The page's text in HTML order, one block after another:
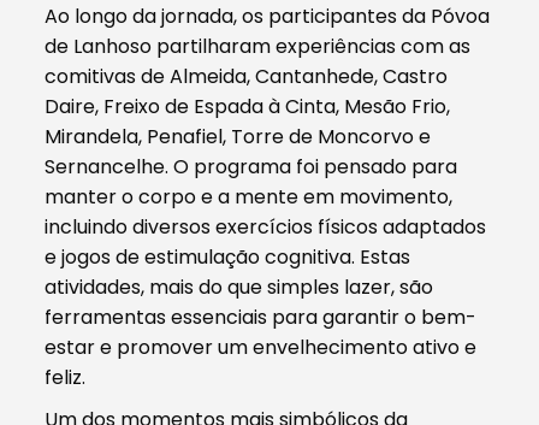
Ao longo da jornada, os participantes da Póvoa
de Lanhoso partilharam experiências com as
comitivas de Almeida, Cantanhede, Castro
Daire, Freixo de Espada à Cinta, Mesão Frio,
Mirandela, Penafiel, Torre de Moncorvo e
Sernancelhe. O programa foi pensado para
manter o corpo e a mente em movimento,
incluindo diversos exercícios físicos adaptados
e jogos de estimulação cognitiva. Estas
atividades, mais do que simples lazer, são
ferramentas essenciais para garantir o bem-
estar e promover um envelhecimento ativo e
feliz.
Um dos momentos mais simbólicos da